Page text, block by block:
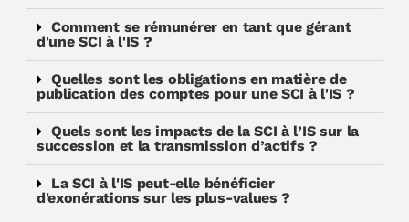
Comment se rémunérer en tant que gérant
d'une SCI à l'IS ?
Quelles sont les obligations en matière de
publication des comptes pour une SCI à l'IS ?
Quels sont les impacts de la SCI à l’IS sur la
succession et la transmission d’actifs ?
La SCI à l'IS peut-elle bénéficier
d'exonérations sur les plus-values ?